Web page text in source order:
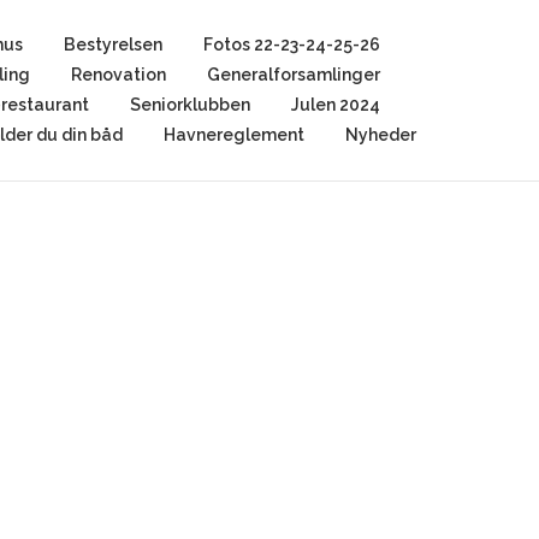
Bestyrelsen
Fotos 22-23-24-25-26
Renovation
Generalforsamlinger
Seniorklubben
Julen 2024
du din båd Havnereglement Nyheder